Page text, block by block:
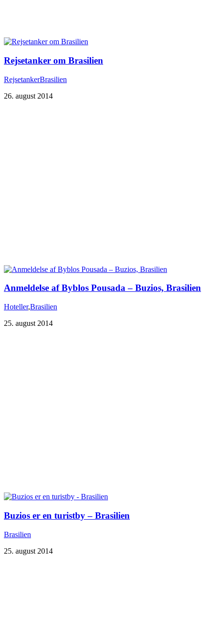
Rejsetanker om Brasilien
RejsetankerBrasilien
26. august 2014
Anmeldelse af Byblos Pousada – Buzios, Brasilien
Hoteller,Brasilien
25. august 2014
Buzios er en turistby – Brasilien
Brasilien
25. august 2014